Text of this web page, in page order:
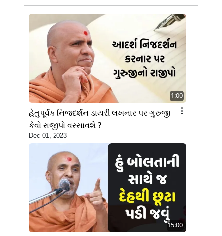
1:00
હેતુપૂર્વક નિજદર્શન ડાયરી લખનાર પર ગુરુજી
કેવો રાજીપો વરસાવશે ?
Dec 01, 2023
15:00